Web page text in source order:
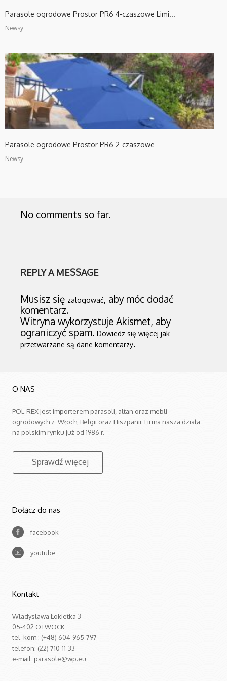
Parasole ogrodowe Prostor PR6 4-czaszowe Limi...
Newsy
Parasole ogrodowe Prostor PR6 2-czaszowe
Newsy
No comments so far.
REPLY A MESSAGE
Musisz się zalogować, aby móc dodać
komentarz.
Witryna wykorzystuje Akismet, aby
ograniczyć spam. Dowiedz się więcej jak
przetwarzane są dane komentarzy.
O NAS
POL-REX jest importerem parasoli, altan oraz mebli
ogrodowych z: Włoch, Belgii oraz Hiszpanii. Firma nasza działa
na polskim rynku już od 1986 r.
Sprawdź więcej
Dołącz do nas
facebook
youtube
Kontakt
Władysława Łokietka 3
05-402 OTWOCK
tel. kom.: (+48) 604-965-797
telefon: (22) 710-11-33
e-mail: parasole@wp.eu